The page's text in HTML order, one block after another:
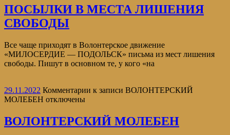
ПОСЫЛКИ В МЕСТА ЛИШЕНИЯ
СВОБОДЫ
Все чаще приходят в Волонтерское движение
«МИЛОСЕРДИЕ — ПОДОЛЬСК» письма из мест лишения
свободы. Пишут в основном те, у кого «на
29.11.2022 Комментарии к записи ВОЛОНТЕРСКИЙ
МОЛЕБЕН отключены
ВОЛОНТЕРСКИЙ МОЛЕБЕН